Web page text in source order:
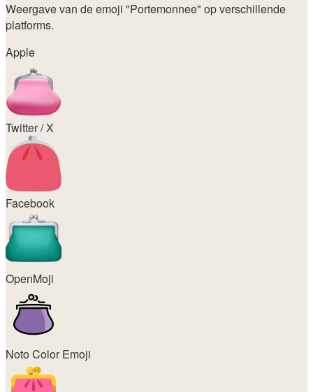
Weergave van de emoji "Portemonnee" op verschillende
platforms.
Apple
Twitter / X
Facebook
OpenMoji
Noto Color Emoji